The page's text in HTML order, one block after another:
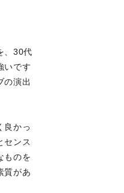
、30代
いです
の演出
良かっ
センス
ものを
質があ